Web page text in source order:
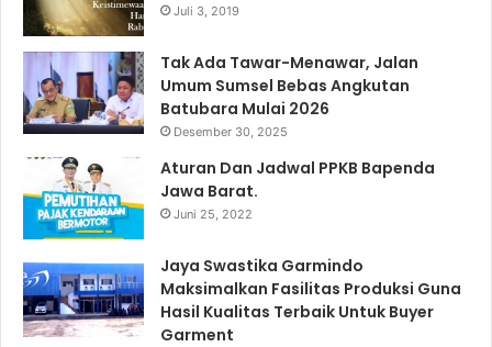
Juli 3, 2019
Tak Ada Tawar-Menawar, Jalan
Umum Sumsel Bebas Angkutan
Batubara Mulai 2026
Desember 30, 2025
Aturan Dan Jadwal PPKB Bapenda
Jawa Barat.
Juni 25, 2022
Jaya Swastika Garmindo
Maksimalkan Fasilitas Produksi Guna
Hasil Kualitas Terbaik Untuk Buyer
Garment